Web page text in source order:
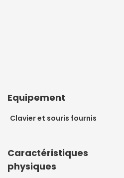
Equipement
Clavier et souris fournis
Caractéristiques
physiques